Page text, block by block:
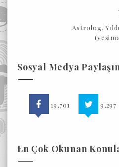
Astrolog,
Sosyal Medya
19,701 9,297
En Çok Okunan